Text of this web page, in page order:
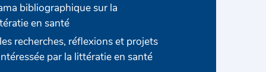
bibliographique sur la
en santé
recherches, réflexions et projets
par la littératie en santé